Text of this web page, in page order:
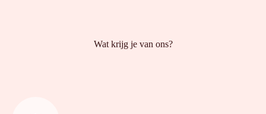
Wat krijg je van ons?